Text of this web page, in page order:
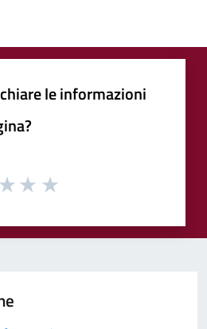
le informazioni